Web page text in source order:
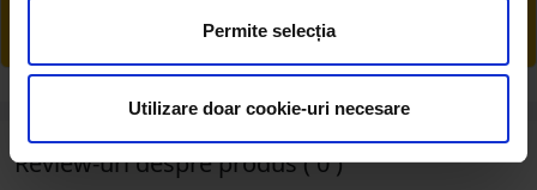
Permite selecția
Utilizare doar cookie-uri necesare
depozitul nostru din Arad
Review-uri despre produs ( 0 )